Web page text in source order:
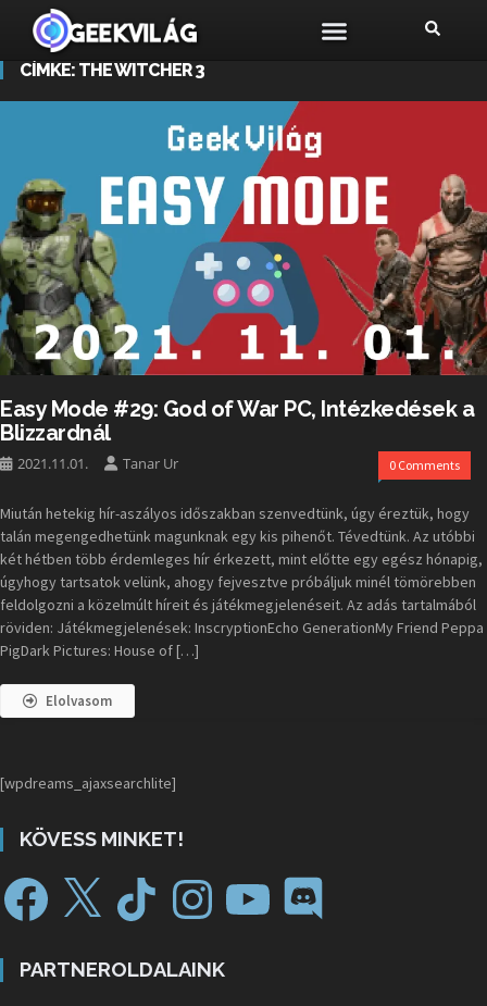
CÍMKE: THE WITCHER 3
Easy Mode #29: God of War PC, Intézkedések a
Blizzardnál
2021.11.01. Tanar Ur 0 Comments
Miután hetekig hír-aszályos időszakban szenvedtünk, úgy éreztük, hogy
talán megengedhetünk magunknak egy kis pihenőt. Tévedtünk. Az utóbbi
két hétben több érdemleges hír érkezett, mint előtte egy egész hónapig,
úgyhogy tartsatok velünk, ahogy fejvesztve próbáljuk minél tömörebben
feldolgozni a közelmúlt híreit és játékmegjelenéseit. Az adás tartalmából
röviden: Játékmegjelenések: InscryptionEcho GenerationMy Friend Peppa
PigDark Pictures: House of […]
Elolvasom
[wpdreams_ajaxsearchlite]
KÖVESS MINKET!
PARTNEROLDALAINK